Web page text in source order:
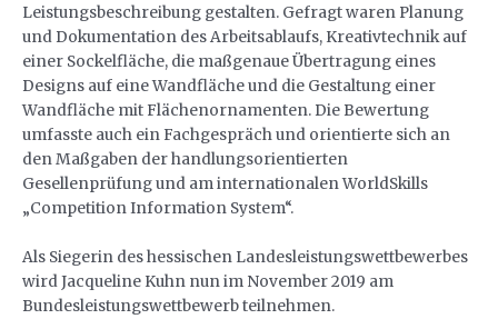
Leistungsbeschreibung gestalten. Gefragt waren Planung
und Dokumentation des Arbeitsablaufs, Kreativtechnik auf
einer Sockelfläche, die maßgenaue Übertragung eines
Designs auf eine Wandfläche und die Gestaltung einer
Wandfläche mit Flächenornamenten. Die Bewertung
umfasste auch ein Fachgespräch und orientierte sich an
den Maßgaben der handlungsorientierten
Gesellenprüfung und am internationalen WorldSkills
„Competition Information System“.
Als Siegerin des hessischen Landesleistungswettbewerbes
wird Jacqueline Kuhn nun im November 2019 am
Bundesleistungswettbewerb teilnehmen.